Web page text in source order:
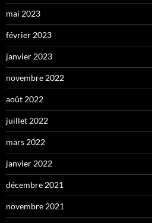
mai 2023
février 2023
janvier 2023
novembre 2022
août 2022
juillet 2022
mars 2022
janvier 2022
décembre 2021
novembre 2021